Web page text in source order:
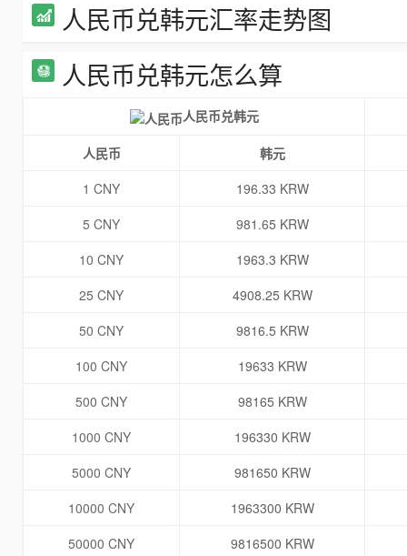
人民币兑韩元汇率走势图
人民币兑韩元怎么算
人民币兑韩元
人民币
韩元
1 CNY
196.33 KRW
5 CNY
981.65 KRW
10 CNY
1963.3 KRW
25 CNY
4908.25 KRW
50 CNY
9816.5 KRW
100 CNY
19633 KRW
500 CNY
98165 KRW
1000 CNY
196330 KRW
5000 CNY
981650 KRW
10000 CNY
1963300 KRW
50000 CNY
9816500 KRW